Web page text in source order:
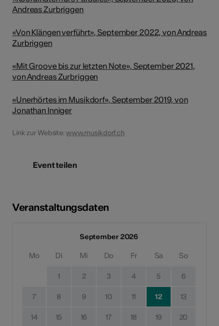
Andreas Zurbriggen
«Von Klängen verführt», September 2022, von Andreas
Zurbriggen
«Mit Groove bis zur letzten Note», September 2021,
von Andreas Zurbriggen
«Unerhörtes im Musikdorf», September 2019, von
Jonathan Inniger
Link zur Website: www.musikdorf.ch
Event teilen
Veranstaltungsdaten
September 2026
Mo Di Mi Do Fr Sa So
1 2 3 4 5 6
7 8 9 10 11 12 13
14 15 16 17 18 19 20